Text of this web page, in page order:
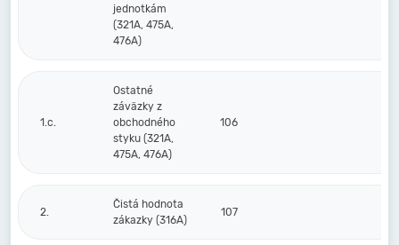
jednotkám
(321A, 475A,
476A)
1.c.
Ostatné
záväzky z
obchodného
styku (321A,
475A, 476A)
106
2.
Čistá hodnota
zákazky (316A)
107